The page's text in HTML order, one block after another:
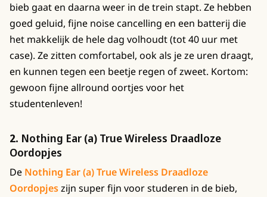
bieb gaat en daarna weer in de trein stapt. Ze hebben
goed geluid, fijne noise cancelling en een batterij die
het makkelijk de hele dag volhoudt (tot 40 uur met
case). Ze zitten comfortabel, ook als je ze uren draagt,
en kunnen tegen een beetje regen of zweet. Kortom:
gewoon fijne allround oortjes voor het
studentenleven!
2. Nothing Ear (a) True Wireless Draadloze
Oordopjes
De Nothing Ear (a) True Wireless Draadloze
Oordopjeszijn super fijn voor studeren in de bieb,